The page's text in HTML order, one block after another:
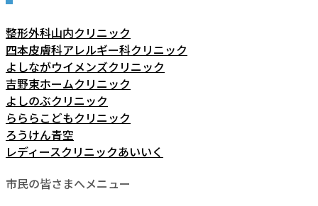
整形外科山内クリニック
四本皮膚科アレルギー科クリニック
よしながウイメンズクリニック
吉野東ホームクリニック
よしのぶクリニック
らららこどもクリニック
ろうけん青空
レディースクリニックあいいく
市民の皆さまへメニュー